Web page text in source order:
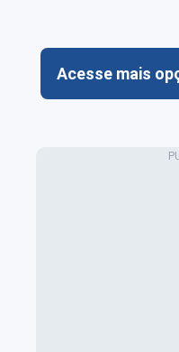
Acesse mais